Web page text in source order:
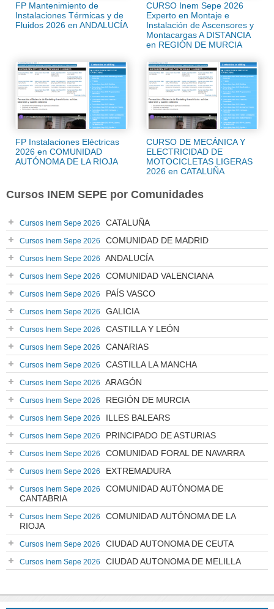
FP Mantenimiento de
Instalaciones Térmicas y de
Fluidos 2026 en ANDALUCÍA
CURSO Inem Sepe 2026
Experto en Montaje e
Instalación de Ascensores y
Montacargas A DISTANCIA
en REGIÓN DE MURCIA
FP Instalaciones Eléctricas
2026 en COMUNIDAD
AUTÓNOMA DE LA RIOJA
CURSO DE MECÁNICA Y
ELECTRICIDAD DE
MOTOCICLETAS LIGERAS
2026 en CATALUÑA
Cursos INEM SEPE por Comunidades
Cursos Inem Sepe 2026 CATALUÑA
Cursos Inem Sepe 2026 COMUNIDAD DE MADRID
Cursos Inem Sepe 2026 ANDALUCÍA
Cursos Inem Sepe 2026 COMUNIDAD VALENCIANA
Cursos Inem Sepe 2026 PAÍS VASCO
Cursos Inem Sepe 2026 GALICIA
Cursos Inem Sepe 2026 CASTILLA Y LEÓN
Cursos Inem Sepe 2026 CANARIAS
Cursos Inem Sepe 2026 CASTILLA LA MANCHA
Cursos Inem Sepe 2026 ARAGÓN
Cursos Inem Sepe 2026 REGIÓN DE MURCIA
Cursos Inem Sepe 2026 ILLES BALEARS
Cursos Inem Sepe 2026 PRINCIPADO DE ASTURIAS
Cursos Inem Sepe 2026 COMUNIDAD FORAL DE NAVARRA
Cursos Inem Sepe 2026 EXTREMADURA
Cursos Inem Sepe 2026
COMUNIDAD AUTÓNOMA DE
CANTABRIA
Cursos Inem Sepe 2026
COMUNIDAD AUTÓNOMA DE LA
RIOJA
Cursos Inem Sepe 2026 CIUDAD AUTONOMA DE CEUTA
Cursos Inem Sepe 2026 CIUDAD AUTONOMA DE MELILLA